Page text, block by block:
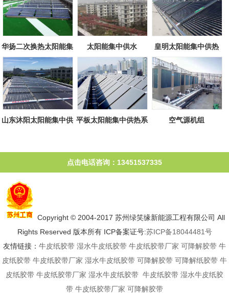
华扬二次换热太阳能集
中系统
太阳能集中供水 皇明太阳能集中供热
山东沐阳太阳能集中供 平板太阳能集中供热系
空气源机组
点击电话咨询：13451537335
Copyright © 2004-2017 苏州绿笑缘新能源工程有限公司 All
Rights Reserved 版本所有 ICP备案证号:苏ICP备18044481号
友情链接： 牛皮纸胶带 湿水牛皮纸胶带 牛皮纸胶带厂家 可降解胶带 牛
皮纸胶带 牛皮纸胶带厂家 湿水牛皮纸胶带 可降解胶带 可降解纸胶带 牛
皮纸胶带 牛皮纸胶带厂家 湿水牛皮纸胶带 牛皮纸胶带 湿水牛皮纸胶
带 牛皮纸胶带厂家 可降解胶带